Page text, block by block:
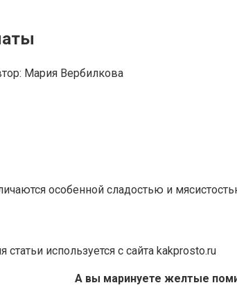
Мария Вербилкова
особенной сладостью и
используется с сайта kakprosto.ru
А вы маринуете желтые